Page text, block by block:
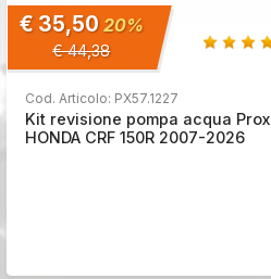
€ 35,50 20%
€ 44,38
Cod. Articolo: PX57.1227
Kit revisione pompa acqua Prox
HONDA CRF 150R 2007-2026